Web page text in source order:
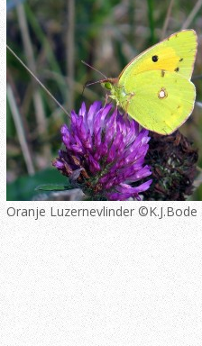
Oranje Luzernevlinder ©K.J.Bode